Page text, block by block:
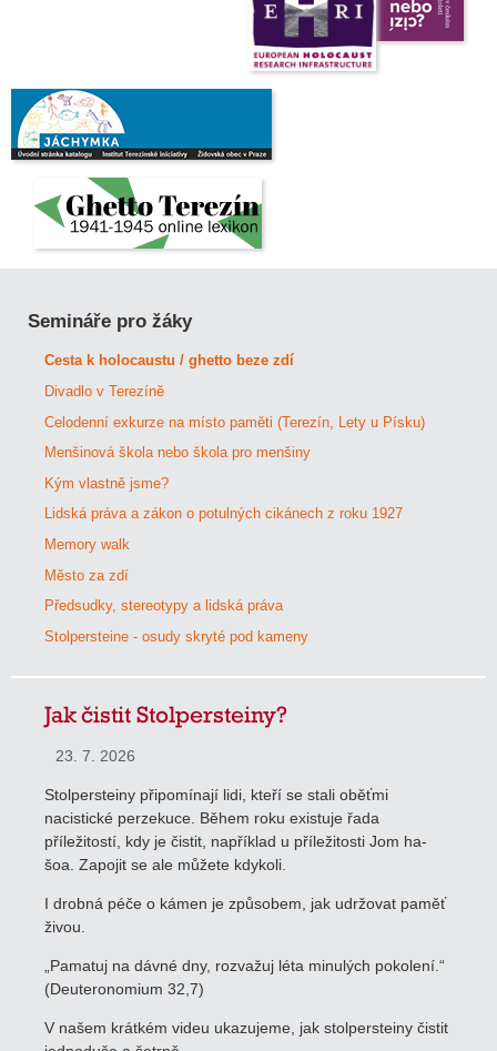
Semináře pro žáky
Cesta k holocaustu / ghetto beze zdí
Divadlo v Terezíně
Celodenní exkurze na místo paměti (Terezín, Lety u Písku)
Menšinová škola nebo škola pro menšiny
Kým vlastně jsme?
Lidská práva a zákon o potulných cikánech z roku 1927
Memory walk
Město za zdí
Předsudky, stereotypy a lidská práva
Stolpersteine - osudy skryté pod kameny
Jak čistit Stolpersteiny?
23. 7. 2026
Stolpersteiny připomínají lidi, kteří se stali oběťmi
nacistické perzekuce. Během roku existuje řada
příležitostí, kdy je čistit, například u příležitosti Jom ha-
šoa. Zapojit se ale můžete kdykoli.
I drobná péče o kámen je způsobem, jak udržovat paměť
živou.
„Pamatuj na dávné dny, rozvažuj léta minulých pokolení.“
(Deuteronomium 32,7)
V našem krátkém videu ukazujeme, jak stolpersteiny čistit